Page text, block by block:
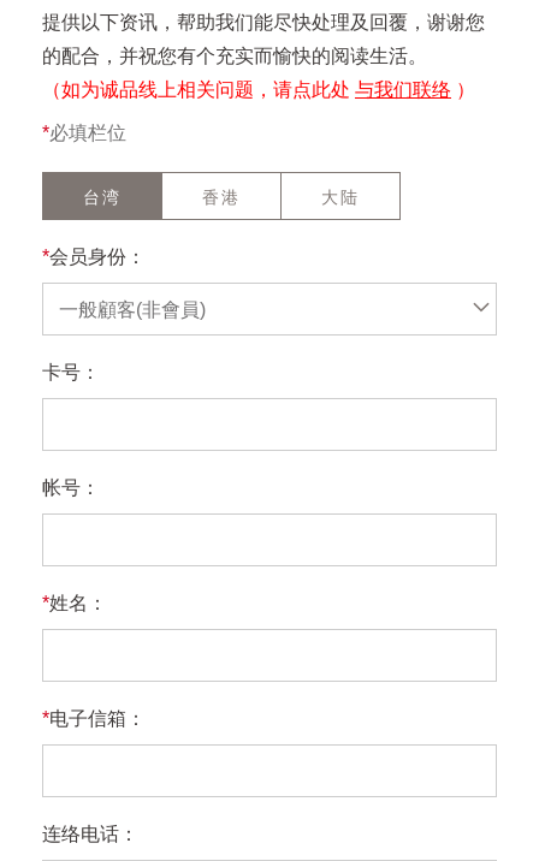
提供以下资讯，帮助我们能尽快处理及回覆，谢谢您
的配合，并祝您有个充实而愉快的阅读生活。
（如为诚品线上相关问题，请点此处 与我们联络 ）
*必填栏位
台湾 香港 大陆
*会员身份：
一般顧客(非會員)
卡号：
帐号：
*姓名：
*电子信箱：
连络电话：